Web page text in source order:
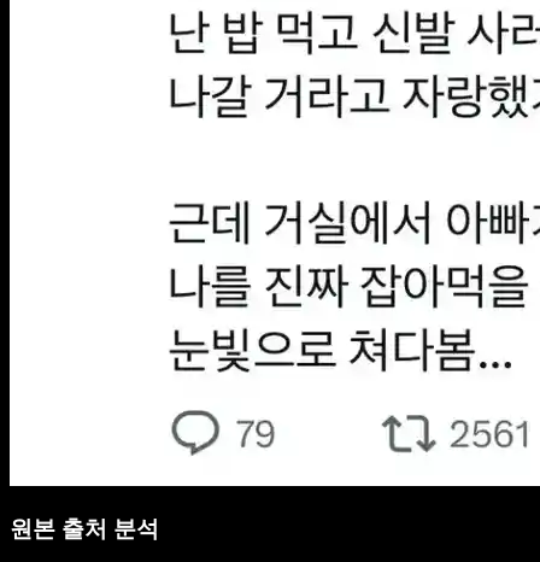
원본 출처 분석